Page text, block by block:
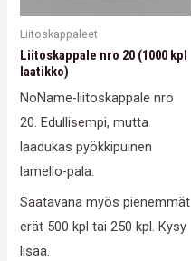
Liitoskappaleet
Liitoskappale nro 20 (1000 kpl
laatikko)
NoName-liitoskappale nro
20. Edullisempi, mutta
laadukas pyökkipuinen
lamello-pala.
Saatavana myös pienemmät
erät 500 kpl tai 250 kpl. Kysy
lisää.